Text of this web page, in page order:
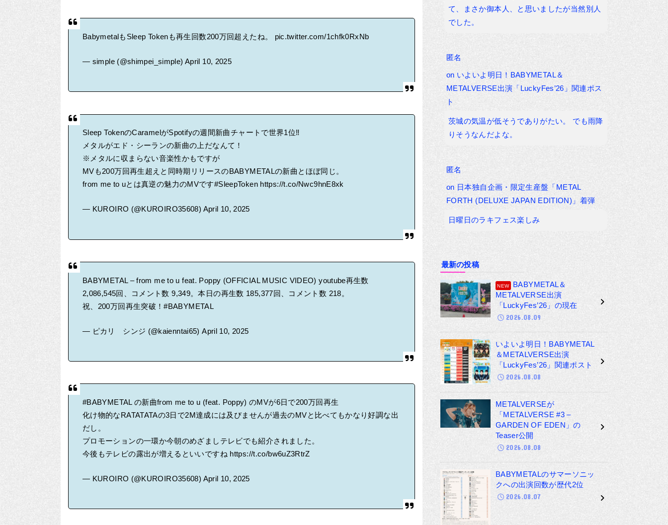
BabymetalもSleep Tokenも再生回数200万回超えたね。 pic.twitter.com/1chfk0RxNb
— simple (@shimpei_simple) April 10, 2025
Sleep TokenのCaramelがSpotifyの週間新曲チャートで世界1位‼
メタルがエド・シーランの新曲の上だなんて！
※メタルに収まらない音楽性かもですが
MVも200万回再生超えと同時期リリースのBABYMETALの新曲とほぼ同じ。
from me to uとは真逆の魅力のMVです#SleepToken https://t.co/Nwc9hnE8xk
— KUROIRO (@KUROIRO35608) April 10, 2025
BABYMETAL – from me to u feat. Poppy (OFFICIAL MUSIC VIDEO) youtube再生数
2,086,545回、コメント数 9,349。本日の再生数 185,377回、コメント数 218。
祝、200万回再生突破！#BABYMETAL
— ピカリ シンジ (@kaienntai65)April 10, 2025
#BABYMETALの新曲from me to u (feat. Poppy) のMVが6日で200万回再生
化け物的なRATATATAの3日で2M達成には及びませんが過去のMVと比べてもかなり好調な出
だし。
プロモーションの一環か今朝のめざましテレビでも紹介されました。
今後もテレビの露出が増えるといいですね https://t.co/bw6uZ3RtrZ
— KUROIRO (@KUROIRO35608) April 10, 2025
て、まさか御本人、と思いましたが当然別人
でした。
匿名
on いよいよ明日！BABYMETAL＆
METALVERSE出演「LuckyFes’26」関連ポス
ト
茨城の気温が低そうでありがたい。 でも雨降
りそうなんだよな。
匿名
on 日本独自企画・限定生産盤「METAL
FORTH (DELUXE JAPAN EDITION)」着弾
日曜日のラキフェス楽しみ
最新の投稿
BABYMETAL＆
METALVERSE出演
「LuckyFes’26」の現在
2026.08.09
いよいよ明日！BABYMETAL
＆METALVERSE出演
「LuckyFes’26」関連ポスト
2026.08.08
METALVERSEが
「METALVERSE #3 –
GARDEN OF EDEN」の
Teaser公開
2026.08.08
BABYMETALのサマーソニッ
クへの出演回数が歴代2位
2026.08.07